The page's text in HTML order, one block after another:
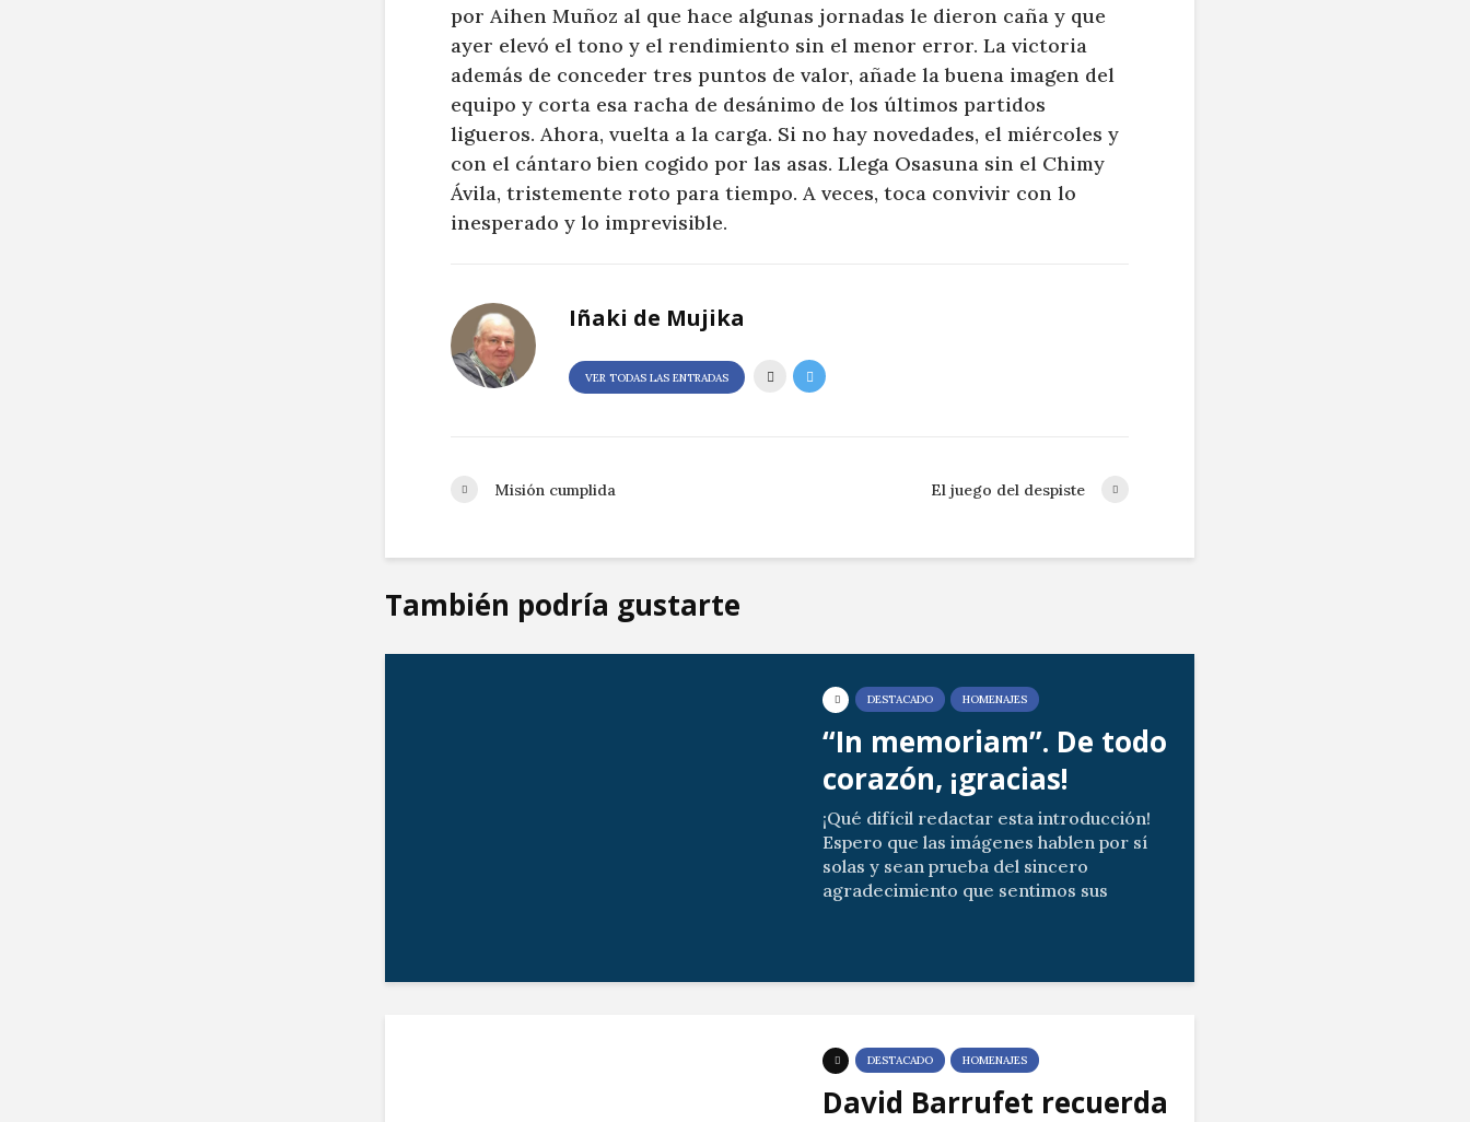
por Aihen Muñoz al que hace algunas jornadas le dieron caña y que
ayer elevó el tono y el rendimiento sin el menor error. La victoria
además de conceder tres puntos de valor, añade la buena imagen del
equipo y corta esa racha de desánimo de los últimos partidos
ligueros. Ahora, vuelta a la carga. Si no hay novedades, el miércoles y
con el cántaro bien cogido por las asas. Llega Osasuna sin el Chimy
Ávila, tristemente roto para tiempo. A veces, toca convivir con lo
inesperado y lo imprevisible.
Iñaki de Mujika
VER TODAS LAS ENTRADAS
Misión cumplida El juego del despiste
También podría gustarte
DESTACADO HOMENAJES
“In memoriam”. De todo
corazón, ¡gracias!
¡Qué difícil redactar esta introducción!
Espero que las imágenes hablen por sí
solas y sean prueba del sincero
agradecimiento que sentimos sus
DESTACADO HOMENAJES
David Barrufet recuerda